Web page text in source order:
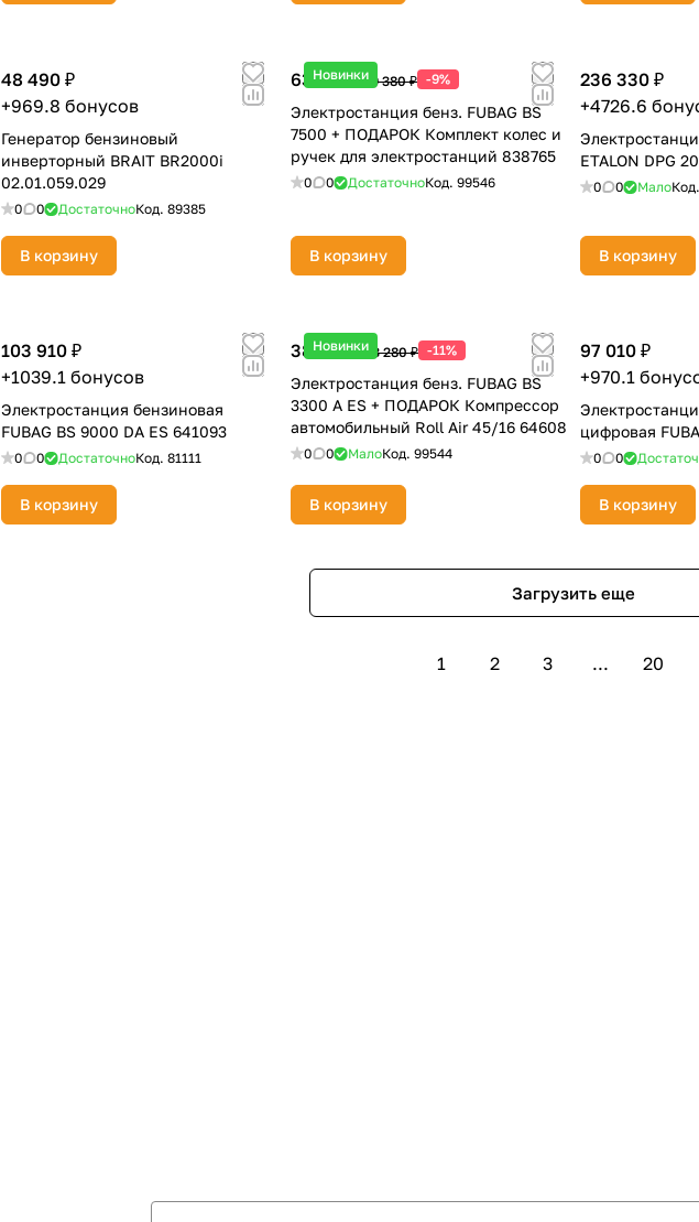
48 490 ₽
+969.8 бонусов
Генератор бензиновый
инверторный BRAIT BR2000i
02.01.059.029
0 0 ДостаточноКод. 89385
В корзину
Новинки
63 320 ₽69 380 ₽ -9%
Электростанция бенз. FUBAG BS
7500 + ПОДАРОК Комплект колес и
ручек для электростанций 838765
0 0 ДостаточноКод. 99546
В корзину
236 330 ₽
+4726.6
ETALON DPG
0 0 МалоКод.
В корзину
103 910 ₽
+1039.1 бонусов
Электростанция бензиновая
FUBAG BS 9000 DA ES 641093
0 0 ДостаточноКод. 81111
В корзину
Новинки
38 380 ₽43 280 ₽ -11%
Электростанция бенз. FUBAG BS
3300 A ES + ПОДАРОК Компрессор
автомобильный Roll Air 45/16 64608
0 0 МалоКод. 99544
В корзину
97 010 ₽
+970.1
цифровая
0 0
В корзину
Загрузить еще
1 2 3 ... 20